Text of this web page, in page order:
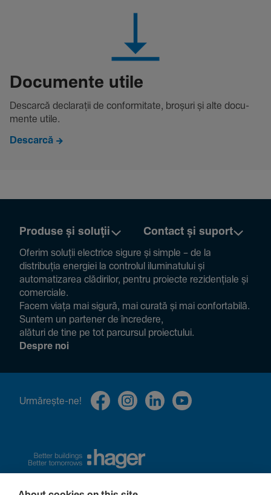
Docu­mente utile
Descarcă decla­rații de conformitate, broșuri și alte docu­
mente utile.
Descarcă
Produse și soluții Contact și suport
Oferim soluții electrice sigure și simple – de la
distribuția energiei la controlul ilumi­na­tului și
auto­ma­ti­zarea clădi­rilor, pentru proiecte rezi­den­țiale și
comer­ciale.
Facem viața mai sigură, mai curată și mai confor­ta­bilă.
Suntem un partener de încre­dere,
alături de tine pe tot parcursul proiec­tului.
Despre noi
Urmă­rește-ne!